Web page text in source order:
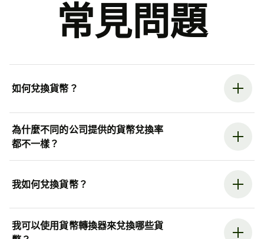
常見問題
如何兌換貨幣？
為什麼不同的公司提供的貨幣兌換率
都不一樣？
我如何兌換貨幣？
我可以使用貨幣轉換器來兌換哪些貨